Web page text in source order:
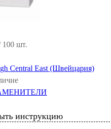
100 шт.
Central East (Швейцария)
инструкцию